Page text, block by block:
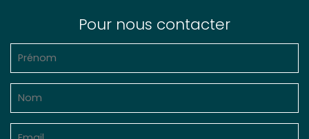
Pour nous contacter